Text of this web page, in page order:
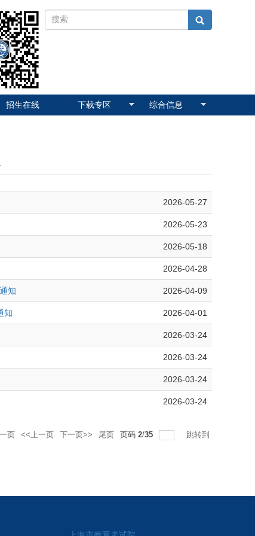
招生在线 下载专区 综合信息
2026-05-27
2026-05-23
2026-05-18
2026-04-28
知 2026-04-09
知 2026-04-01
2026-03-24
2026-03-24
2026-03-24
2026-03-24
页 <<上一页 下一页>> 尾页 页码 2/35 跳转到